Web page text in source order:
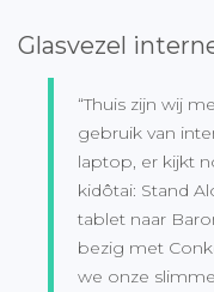
Glasvezel
“Thuis zijn wij
gebruik van
laptop, er kijkt
kidôtai: Stand
tablet naar
bezig met
we onze